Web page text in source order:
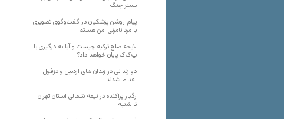
بستر جنگ
پیام روشن پزشکیان در گفت‌و‌گوی تصویری
با مرد نامرئی: من هستم!
لایحه صلح ترکیه چیست و آیا به درگیری با
پ‌ک‌ک پایان خواهد داد؟
دو زندانی در زندان های اردبیل و دزفول
اعدام شدند
رگبار پراکنده در نیمه شمالی استان تهران
تا شنبه